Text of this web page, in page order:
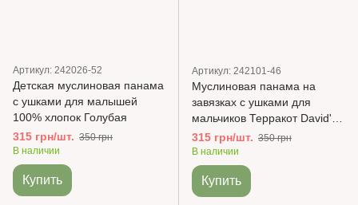
Артикул: 242026-52
Детская муслиновая панама
с ушками для малышей
100% хлопок Голубая
315 грн/шт. 350 грн
В наличии
Купить
Артикул: 242101-46
Муслиновая панама на
завязках с ушками для
мальчиков Терракот David's
Star
315 грн/шт. 350 грн
В наличии
Купить